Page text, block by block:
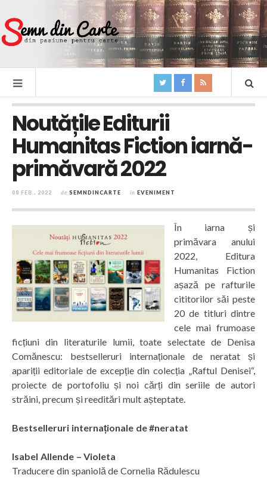
Noutățile Editurii
Humanitas Fiction iarnă-
primăvară 2022
08 FEB., 2022 de SEMNDINCARTE în EVENIMENT
În iarna și
primăvara anului
2022, Editura
Humanitas Fiction
așază pe rafturile
cititorilor săi peste
20 de titluri dintre
cele mai frumoase
ficțiuni din literaturile lumii, toate selectate de Denisa
Comănescu: bestselleruri internaționale de neratat și
apariții editoriale de excepție din colecția „Raftul Denisei“,
proiecte de portofoliu și noi cărți din seriile de autori
străini, precum și reeditări mult așteptate.
Bestselleruri internaționale de #neratat
Isabel Allende – Violeta
Traducere din spaniolă de Cornelia Rădulescu